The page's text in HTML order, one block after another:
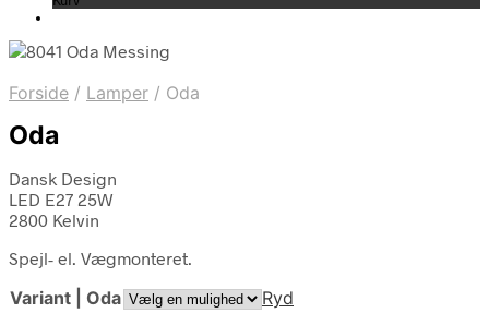
Forside / Lamper / Oda
Oda
Dansk Design
LED E27 25W
2800 Kelvin
Spejl- el. Vægmonteret.
Variant | Oda Ryd